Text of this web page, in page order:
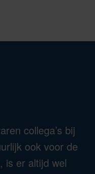
collega’s bij
ook voor de
is er altijd wel